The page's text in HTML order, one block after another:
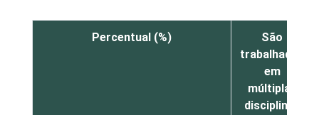
Percentual (%)
São
trabalhadas
em
múltiplas
disciplinas